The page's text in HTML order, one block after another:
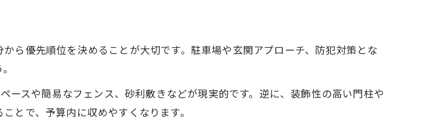
う外構節約アイデア
リート費用を安く抑える方法
コンクリート施工の節約テク
コンクリートの組み合わせ術
の素材で安く仕上げる外構工事
ら優先順位を決めることが大切です。駐車場や玄関アプローチ、防犯対策とな
ースや簡易なフェンス、砂利敷きなどが現実的です。逆に、装飾性の高い門柱や
とで、予算内に収めやすくなります。